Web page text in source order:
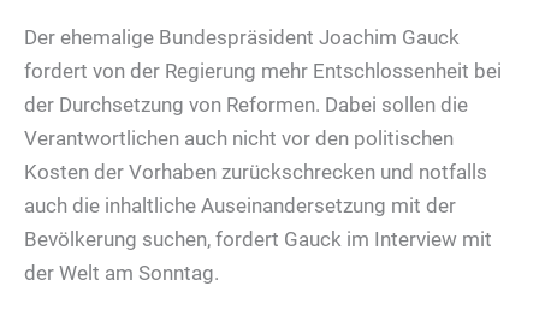
Der ehemalige Bundespräsident Joachim Gauck
fordert von der Regierung mehr Entschlossenheit bei
der Durchsetzung von Reformen. Dabei sollen die
Verantwortlichen auch nicht vor den politischen
Kosten der Vorhaben zurückschrecken und notfalls
auch die inhaltliche Auseinandersetzung mit der
Bevölkerung suchen, fordert Gauck im Interview mit
der Welt am Sonntag.